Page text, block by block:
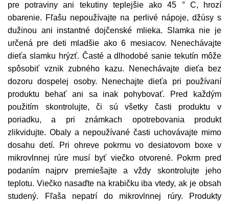
pre potraviny ani tekutiny teplejšie ako 45 ° C, hrozí
obarenie. Fľašu nepoužívajte na perlivé nápoje, džúsy s
dužinou ani instantné dojčenské mlieka. Slamka nie je
určená pre deti mladšie ako 6 mesiacov. Nenechávajte
dieťa slamku hrýzť. Časté a dlhodobé sanie tekutín môže
spôsobiť vznik zubného kazu. Nenechávajte dieťa bez
dozoru dospelej osoby. Nenechajte dieťa pri používaní
produktu behať ani sa inak pohybovať. Pred každým
použitím skontrolujte, či sú všetky časti produktu v
poriadku, a pri známkach opotrebovania produkt
zlikvidujte. Obaly a nepoužívané časti uchovávajte mimo
dosahu detí. Pri ohreve pokrmu vo desiatovom boxe v
mikrovlnnej rúre musí byť viečko otvorené. Pokrm pred
podaním najprv premiešajte a vždy skontrolujte jeho
teplotu. Viečko nasaďte na krabičku iba vtedy, ak je obsah
studený. Fľaša nepatrí do mikrovlnnej rúry. Produkty